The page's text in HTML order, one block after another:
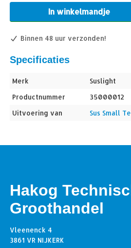
In winkelmandje
Binnen 48 uur verzonden!
Specificaties
Merk
Suslight
Productnummer
35000012
Uitvoering van
Sus Small
Hakog
Groothandel
Vleenenck 4
3861 VR NIJKERK